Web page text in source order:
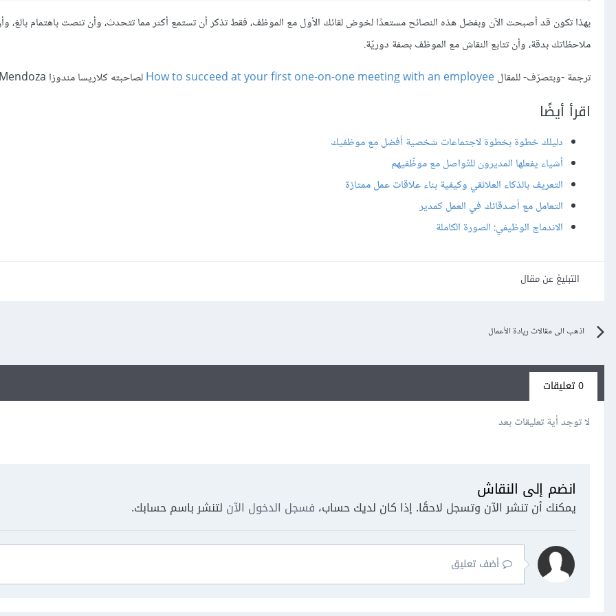
بهذا تكون قد أصبحت الآن وبفضل هذه النصائح مستعدًا لخوض لقائك الأول مع الموظف، فقط تذكر أن تستمع أكثر مما تتحدث، وأن تنصت باهتمام بالغ،
ملاحظاتك بدقة، وأن تتابع النقاش مع الموظف بصفة دوريّة.
ترجمة -وبتصرّف- للمقالHow to succeed at your first one-on-one meeting with an employeeلصاحبته كلاريسا مندوزا Clarisa Mendoza.
اقرأ أيضًا
دليلك خطوة بخطوة لاجتماعات شخصية أفضل مع موظفيك
أشياء يفعلها المديرون للتّواصل مع موظّفيهم
التعريف بالذكاء العلائقي وكيفية بناء علاقات عمل ممتازة
التعامل مع أصدقائك في العمل كمدير
الاندماج الوظيفي: الصورة الكاملة
التبليغ عن مقال
اذهب الى مقالات ريادة الأعمال
0 تعليقات
لا توجد أية تعليقات بعد
انضم إلى النقاش
يمكنك أن تنشر الآن وتسجل لاحقًا. إذا كان لديك حساب، فسجل الدخول الآن لتنشر باسم حسابك.
أضف تعليق